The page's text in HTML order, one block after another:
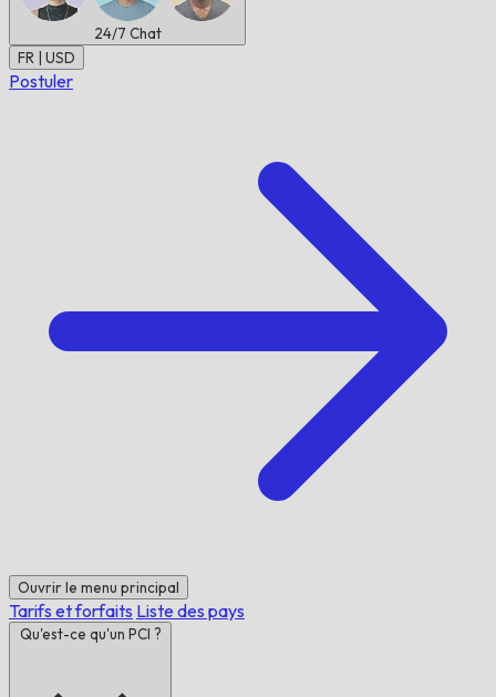
24/7 Chat
FR | USD
Postuler
Ouvrir le menu principal
Tarifs et forfaits Liste des pays
Qu'est-ce qu'un PCI ?